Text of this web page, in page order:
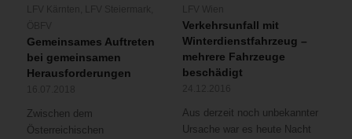
Gemeinsames Auftreten
bei gemeinsamen
Herausforderungen
Zwischen dem
Österreichischen
Verkehrsunfall mit
Winterdienstfahrzeug –
mehrere Fahrzeuge
beschädigt
Aus derzeit noch unbekannter
Ursache war es heute Nacht